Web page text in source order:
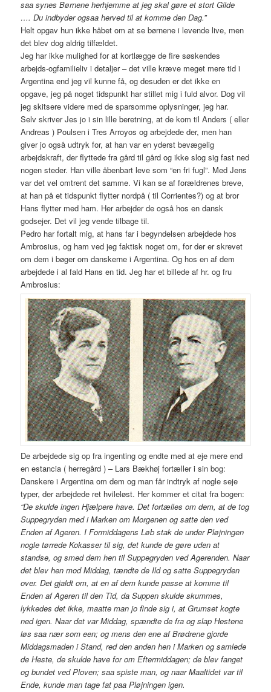
saa synes Børnene herhjemme at jeg skal gøre et stort Gilde
…. Du indbyder ogsaa herved til at komme den Dag.”
Helt opgav hun ikke håbet om at se børnene i levende live, men
det blev dog aldrig tilfældet.
Jeg har ikke mulighed for at kortlægge de fire søskendes
arbejds-ogfamilieliv i detaljer – det ville kræve meget mere tid i
Argentina end jeg vil kunne få, og desuden er det ikke en
opgave, jeg på noget tidspunkt har stillet mig i fuld alvor. Dog vil
jeg skitsere videre med de sparsomme oplysninger, jeg har.
Selv skriver Jes jo i sin lille beretning, at de kom til Anders ( eller
Andreas ) Poulsen i Tres Arroyos og arbejdede der, men han
giver jo også udtryk for, at han var en yderst bevægelig
arbejdskraft, der flyttede fra gård til gård og ikke slog sig fast ned
nogen steder. Han ville åbenbart leve som “en fri fugl”. Med Jens
var det vel omtrent det samme. Vi kan se af forældrenes breve,
at han på et tidspunkt flytter nordpå ( til Corrientes?) og at bror
Hans flytter med ham. Her arbejder de også hos en dansk
godsejer. Det vil jeg vende tilbage til.
Pedro har fortalt mig, at hans far i begyndelsen arbejdede hos
Ambrosius, og ham ved jeg faktisk noget om, for der er skrevet
om dem i bøger om danskerne i Argentina. Og hos en af dem
arbejdede i al fald Hans en tid. Jeg har et billede af hr. og fru
Ambrosius:
De arbejdede sig op fra ingenting og endte med at eje mere end
en estancia ( herregård ) – Lars Bækhøj fortæller i sin bog:
Danskere i Argentina om dem og man får indtryk af nogle seje
typer, der arbejdede ret hvileløst. Her kommer et citat fra bogen:
“De skulde ingen Hjælpere have. Det fortælles om dem, at de tog
Suppegryden med i Marken om Morgenen og satte den ved
Enden af Ageren. I Formiddagens Løb stak de under Pløjningen
nogle tørrede Kokasser til sig, det kunde de gøre uden at
standse, og smed dem hen til Suppegryden ved Agerenden. Naar
det blev hen mod Middag, tændte de Ild og satte Suppegryden
over. Det gjaldt om, at en af dem kunde passe at komme til
Enden af Ageren til den Tid, da Suppen skulde skummes,
lykkedes det ikke, maatte man jo finde sig i, at Grumset kogte
ned igen. Naar det var Middag, spændte de fra og slap Hestene
løs saa nær som een; og mens den ene af Brødrene gjorde
Middagsmaden i Stand, red den anden hen i Marken og samlede
de Heste, de skulde have for om Eftermiddagen; de blev fanget
og bundet ved Ploven; saa spiste man, og naar Maaltidet var til
Ende, kunde man tage fat paa Pløjningen igen.